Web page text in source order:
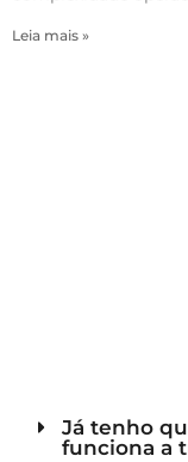
Leia mais »
Já tenho
funciona a